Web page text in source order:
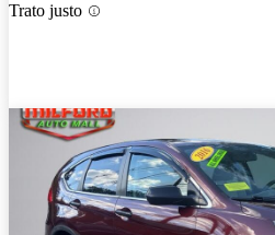
Trato justo